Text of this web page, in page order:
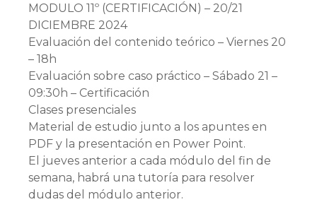
MODULO 11º (CERTIFICACIÓN) – 20/21
DICIEMBRE 2024
Evaluación del contenido teórico – Viernes 20
– 18h
Evaluación sobre caso práctico – Sábado 21 –
09:30h – Certificación
Clases presenciales
Material de estudio junto a los apuntes en
PDF y la presentación en Power Point.
El jueves anterior a cada módulo del fin de
semana, habrá una tutoría para resolver
dudas del módulo anterior.